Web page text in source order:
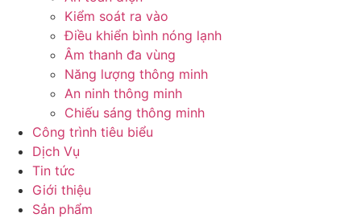
Kiểm soát ra vào
Điều khiển bình nóng lạnh
Âm thanh đa vùng
Năng lượng thông minh
An ninh thông minh
Chiếu sáng thông minh
Công trình tiêu biểu
Dịch Vụ
Tin tức
Giới thiệu
Sản phẩm